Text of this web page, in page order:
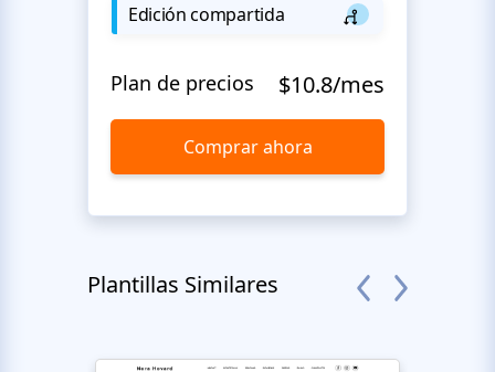
Edición compartida
Plan de precios $10.8/mes
Comprar ahora
Plantillas Similares